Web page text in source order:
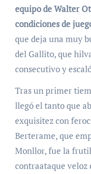
equipo de Walter
condiciones de
que deja una muy
del Gallito, que
consecutivo y
Tras un primer
llegó el tanto que
exquisitez con
Berterame, que
Monllor, fue la
contraataque veloz